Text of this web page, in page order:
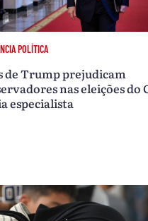
POLÍTICA
de Trump prejudicam
nas eleições do
especialista